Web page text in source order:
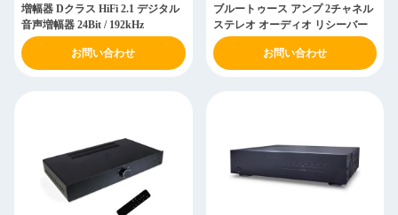
増幅器 Dクラス HiFi 2.1 デジタル
音声増幅器 24Bit / 192kHz
お問い合わせ
ブルートゥース アンプ 2チャネル
ステレオ オーディオ リシーバー
お問い合わせ